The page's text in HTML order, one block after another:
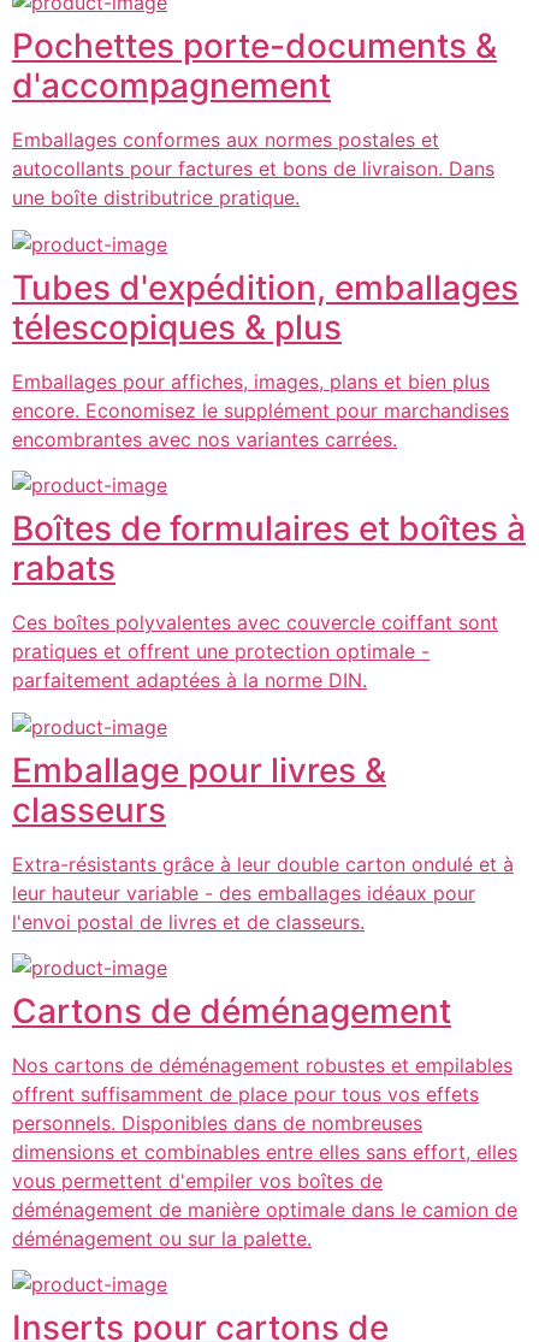
Pochettes porte-documents &
d'accompagnement
Emballages conformes aux normes postales et
autocollants pour factures et bons de livraison. Dans
une boîte distributrice pratique.
Tubes d'expédition, emballages
télescopiques & plus
Emballages pour affiches, images, plans et bien plus
encore. Economisez le supplément pour marchandises
encombrantes avec nos variantes carrées.
Boîtes de formulaires et boîtes à
rabats
Ces boîtes polyvalentes avec couvercle coiffant sont
pratiques et offrent une protection optimale -
parfaitement adaptées à la norme DIN.
Emballage pour livres &
classeurs
Extra-résistants grâce à leur double carton ondulé et à
leur hauteur variable - des emballages idéaux pour
l'envoi postal de livres et de classeurs.
Cartons de déménagement
Nos cartons de déménagement robustes et empilables
offrent suffisamment de place pour tous vos effets
personnels. Disponibles dans de nombreuses
dimensions et combinables entre elles sans effort, elles
vous permettent d'empiler vos boîtes de
déménagement de manière optimale dans le camion de
déménagement ou sur la palette.
Inserts pour cartons de